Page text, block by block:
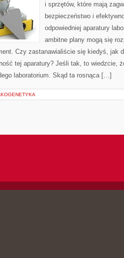
i sprzętów, które mają
bezpieczeństwo i
odpowiedniej aparatury
ambitne plany mogą się
Czy zastanawialiście się kiedyś, jak
tej aparatury? Jeśli tak, to wiedzcie,
laboratorium. Skąd ta rosnąca […]